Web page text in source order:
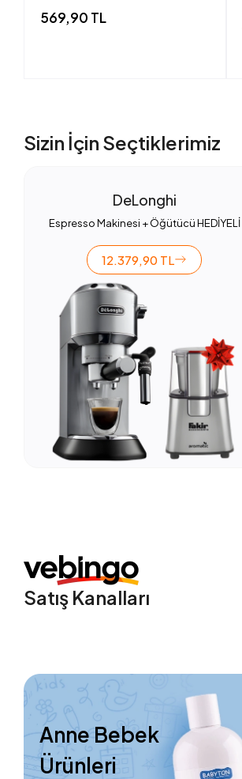
569,90 TL
Sizin İçin Seçtiklerimiz
DeLonghi
Espresso Makinesi + Öğütücü HEDİYELİ
12.379,90 TL
Satış Kanalları
Anne Bebek
Ürünleri